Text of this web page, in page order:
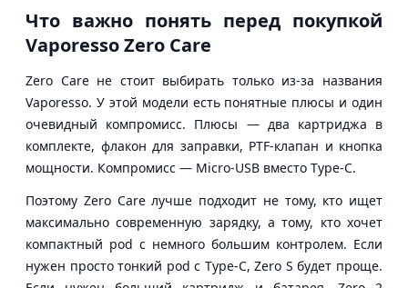
Что важно понять перед покупкой
Vaporesso Zero Care
Zero Care не стоит выбирать только из-за названия
Vaporesso. У этой модели есть понятные плюсы и один
очевидный компромисс. Плюсы — два картриджа в
комплекте, флакон для заправки, PTF-клапан и кнопка
мощности. Компромисс — Micro-USB вместо Type-C.
Поэтому Zero Care лучше подходит не тому, кто ищет
максимально современную зарядку, а тому, кто хочет
компактный pod с немного большим контролем. Если
нужен просто тонкий pod с Type-C, Zero S будет проще.